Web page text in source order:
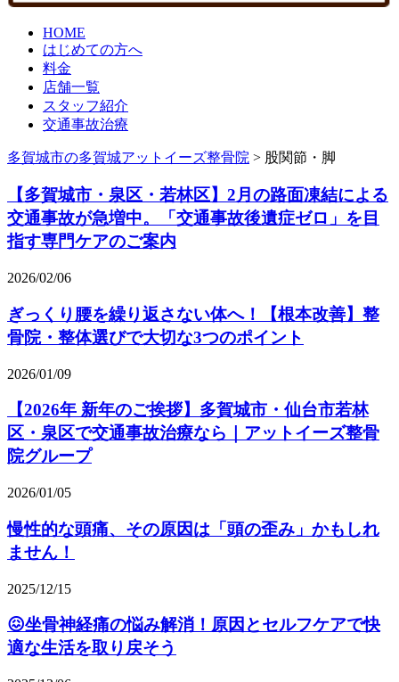
HOME
はじめての方へ
料金
店舗一覧
スタッフ紹介
交通事故治療
多賀城市の多賀城アットイーズ整骨院 > 股関節・脚
【多賀城市・泉区・若林区】2月の路面凍結による
交通事故が急増中。「交通事故後遺症ゼロ」を目
指す専門ケアのご案内
2026/02/06
ぎっくり腰を繰り返さない体へ！【根本改善】整
骨院・整体選びで大切な3つのポイント
2026/01/09
【2026年 新年のご挨拶】多賀城市・仙台市若林
区・泉区で交通事故治療なら｜アットイーズ整骨
院グループ
2026/01/05
慢性的な頭痛、その原因は「頭の歪み」かもしれ
ません！
2025/12/15
😖坐骨神経痛の悩み解消！原因とセルフケアで快
適な生活を取り戻そう